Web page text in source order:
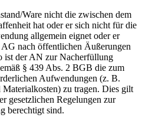
Ware nicht die zwischen dem
hat oder er sich nicht für die
allgemein eignet oder er
nach öffentlichen Äußerungen
ist der AN zur Nacherfüllung
§ 439 Abs. 2 BGB die zum
Aufwendungen (z. B.
zu tragen. Dies gilt
gesetzlichen Regelungen zur
berechtigt sind.